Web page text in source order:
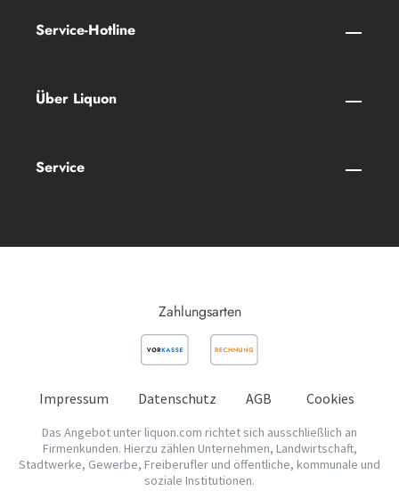
Service-Hotline
Über Liquon
Service
Zahlungsarten
Impressum Datenschutz AGB Cookies
Das Angebot unter liquon.com richtet sich ausschließlich an
Firmenkunden. Hierzu zählen Unternehmen, Landwirtschaft,
Stadtwerke, Gewerbe, Freiberufler und öffentliche, kommunale und
soziale Institutionen.